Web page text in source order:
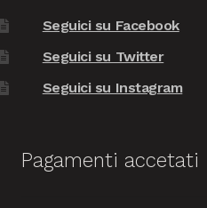
Seguici su Facebook
Seguici su Twitter
Seguici su Instagram
Pagamenti accetati